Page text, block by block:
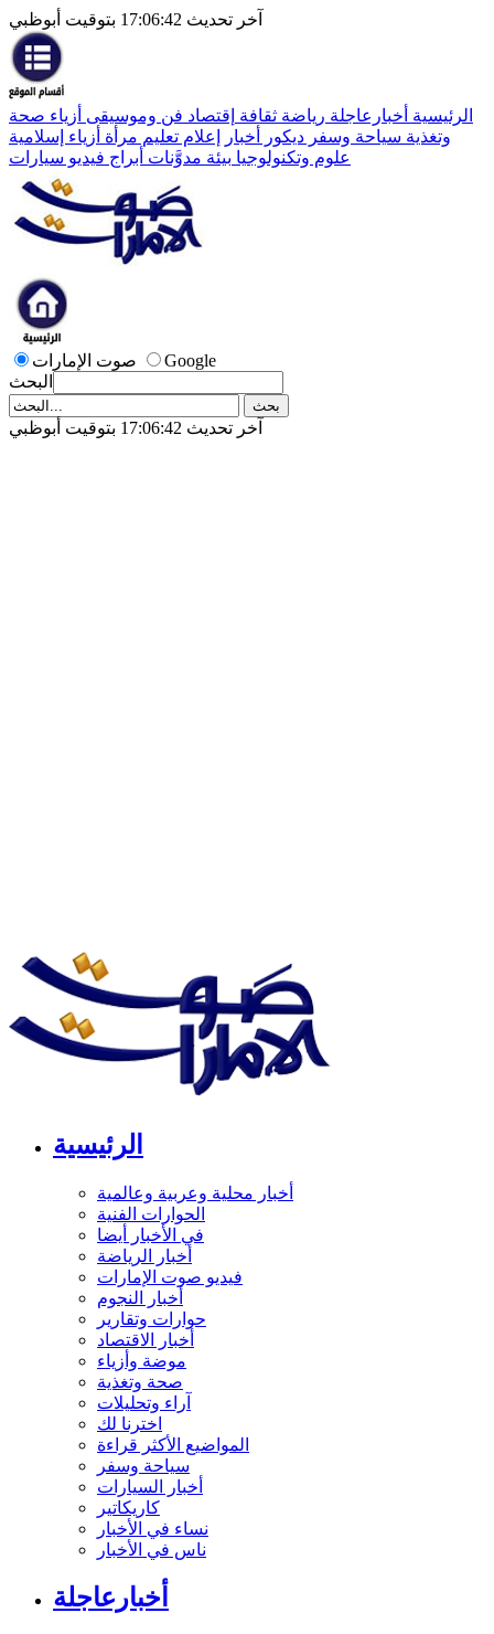
آخر تحديث 17:06:42 بتوقيت أبوظبي
الرئيسية أخبارعاجلة رياضة ثقافة إقتصاد فن وموسيقى أزياء صحة
وتغذية سياحة وسفر ديكور أخبار إعلام تعليم مرأة أزياء إسلامية
علوم وتكنولوجيا بيئة مدوَّنات أبراج فيديو سيارات
صوت الإمارات
Google
البحث
آخر تحديث 17:06:42 بتوقيت أبوظبي
الرئيسية
أخبار محلية وعربية وعالمية
الحوارات الفنية
في الأخبار أيضا
أخبار الرياضة
فيديو صوت الإمارات
أخبار النجوم
حوارات وتقارير
أخبار الاقتصاد
موضة وأزياء
صحة وتغذية
آراء وتحليلات
اخترنا لك
المواضيع الأكثر قراءة
سياحة وسفر
أخبار السيارات
كاريكاتير
نساء في الأخبار
ناس في الأخبار
أخبارعاجلة